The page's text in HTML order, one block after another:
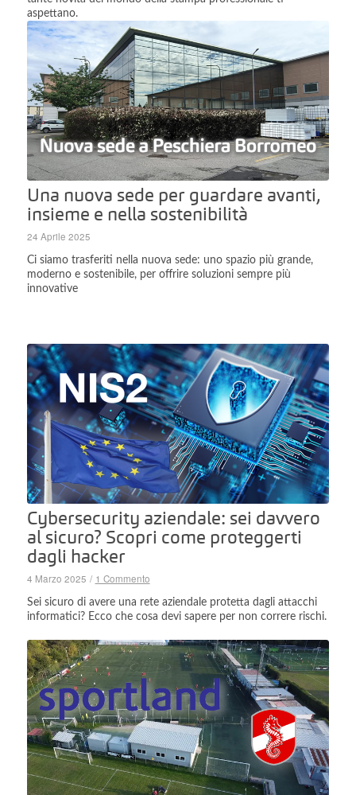
aspettano.
Una nuova sede per guardare avanti,
insieme e nella sostenibilità
24 Aprile 2025
Ci siamo trasferiti nella nuova sede: uno spazio più grande,
moderno e sostenibile, per offrire soluzioni sempre più
innovative
Cybersecurity aziendale: sei davvero
al sicuro? Scopri come proteggerti
dagli hacker
4 Marzo 2025 / 1 Commento
Sei sicuro di avere una rete aziendale protetta dagli attacchi
informatici? Ecco che cosa devi sapere per non correre rischi.